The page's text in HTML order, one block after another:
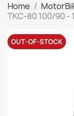
Home
TKC-80 100/90 -
OUT-OF-STOCK